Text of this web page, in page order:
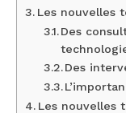
Les nouvelles
Des
Des
Les nouvelles